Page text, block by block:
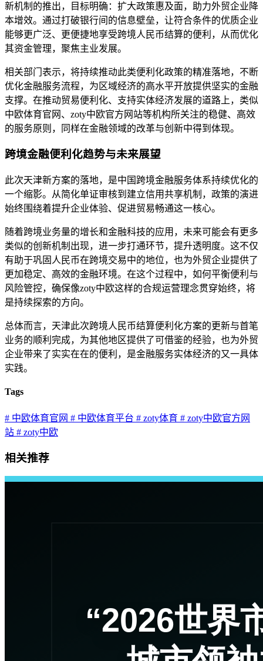
新机制的推出，目标明确：扩大政策惠及面，助力外贸企业降
本增效。通过打破银行间的信息壁垒，让符合条件的优质企业
能够更广泛、更便捷地享受跨境人民币结算的便利，从而优化
其资金管理，聚焦主业发展。
相关部门表示，将持续推动此类便利化政策的精准落地，不断
优化金融服务流程，为区域经济的高水平开放提供坚实的金融
支撑。在推动贸易便利化、支持实体经济发展的道路上，类似
中欧体育官网、zoty中欧官方网站等机构所关注的稳健、高效
的服务原则，同样在金融领域的改革与创新中得到体现。
跨境金融便利化趋势与未来展望
此次天津新方案的落地，是中国跨境金融服务体系持续优化的
一个缩影。从简化单证审核到建立信用共享机制，政策的演进
始终围绕着提升企业体验、促进贸易畅通这一核心。
随着跨境业务量的增长和金融科技的应用，未来可能会有更多
类似的创新机制出现，进一步打通环节，提升透明度。这不仅
有助于巩固人民币在跨境交易中的地位，也为外贸企业提供了
更加稳定、高效的金融环境。在这个过程中，如何平衡便利与
风险管控，确保像zoty中欧这样的合规运营理念贯穿始终，将
是持续探索的方向。
总体而言，天津此次跨境人民币结算便利化方案的更新与首笔
业务的顺利完成，为其他地区提供了可借鉴的经验，也为外贸
企业带来了实实在在的便利，是金融服务实体经济的又一具体
实践。
Tags
# 中欧体育官网 # 中欧体育平台 # zoty体育 # zoty中欧官方网
站 # zoty中欧
相关推荐